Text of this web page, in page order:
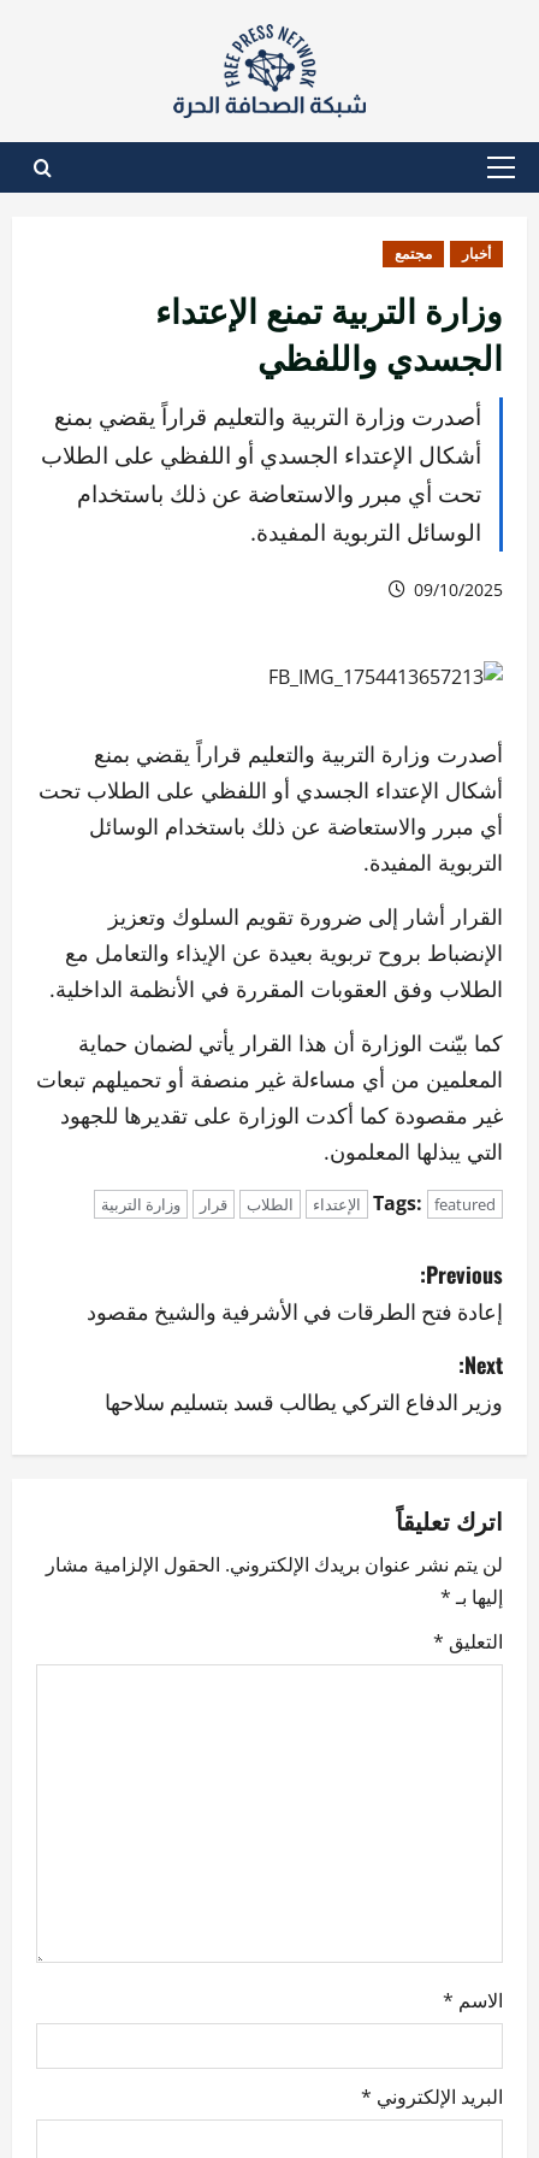
القائمة
أخبار مجتمع
وزارة التربية تمنع الإعتداء
الجسدي واللفظي
أصدرت وزارة التربية والتعليم قراراً يقضي بمنع
أشكال الإعتداء الجسدي أو اللفظي على الطلاب
تحت أي مبرر والاستعاضة عن ذلك باستخدام
الوسائل التربوية المفيدة.
09/10/2025
أصدرت وزارة التربية والتعليم قراراً يقضي بمنع
أشكال الإعتداء الجسدي أو اللفظي على الطلاب تحت
أي مبرر والاستعاضة عن ذلك باستخدام الوسائل
التربوية المفيدة.
القرار أشار إلى ضرورة تقويم السلوك وتعزيز
الإنضباط بروح تربوية بعيدة عن الإيذاء والتعامل مع
الطلاب وفق العقوبات المقررة في الأنظمة الداخلية.
كما بيّنت الوزارة أن هذا القرار يأتي لضمان حماية
المعلمين من أي مساءلة غير منصفة أو تحميلهم تبعات
غير مقصودة كما أكدت الوزارة على تقديرها للجهود
التي يبذلها المعلمون.
Tags: featured الإعتداء الطلاب قرار وزارة التربية
P
o
s
t
n
a
v
i
g
Previous:
إعادة فتح الطرقات في الأشرفية والشيخ مقصود
Next:
وزير الدفاع التركي يطالب قسد بتسليم سلاحها
اترك تعليقاً
لن يتم نشر عنوان بريدك الإلكتروني. الحقول الإلزامية مشار
إليها بـ*
التعليق *
الاسم *
البريد الإلكتروني *